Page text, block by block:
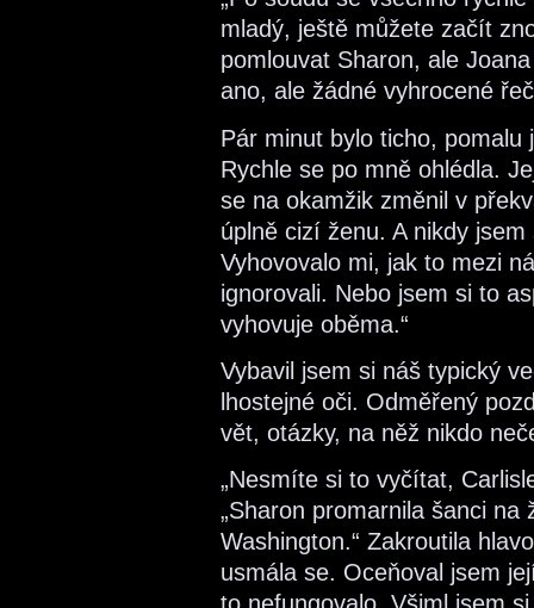
mladý, ještě můžete začít
pomlouvat Sharon, ale
ano, ale žádné vyhrocené
Pár minut bylo ticho, pomalu
Rychle se po mně ohlédla.
se na okamžik změnil v
úplně cizí ženu. A nikdy
Vyhovovalo mi, jak to mezi
ignorovali. Nebo jsem si to
vyhovuje oběma.“
Vybavil jsem si náš typický
lhostejné oči. Odměřený
vět, otázky, na něž nikdo
„Nesmíte si to vyčítat,
„Sharon promarnila šanci
Washington.“ Zakroutila
usmála se. Oceňoval jsem